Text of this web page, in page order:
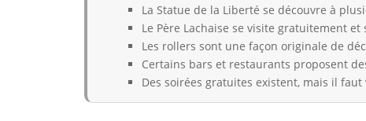
La Statue de la Liberté se découvre à
Le Père Lachaise se visite gratuitement
Les rollers sont une façon originale de
Certains bars et restaurants proposent
Des soirées gratuites existent, mais il